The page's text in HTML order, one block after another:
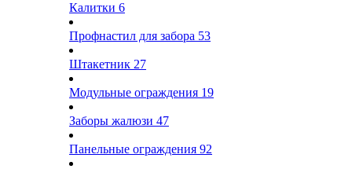
Калитки 6
Профнастил для забора 53
Штакетник 27
Модульные ограждения 19
Заборы жалюзи 47
Панельные ограждения 92